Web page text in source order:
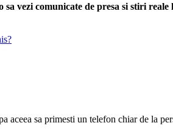
vezi comunicate de presa si stiri
aceea sa primesti un telefon chiar de la